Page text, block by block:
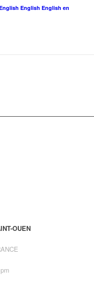
English English en
OUEN